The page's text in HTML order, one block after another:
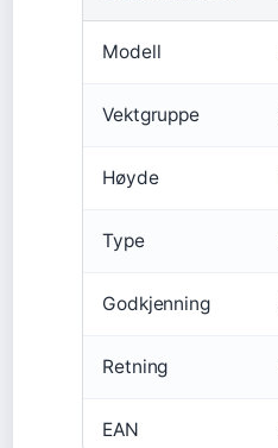
Modell
Vektgruppe
Høyde
Type
Godkjenning
Retning
EAN